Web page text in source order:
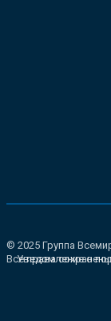
© 2025 Группа
Все права
Уведомление о